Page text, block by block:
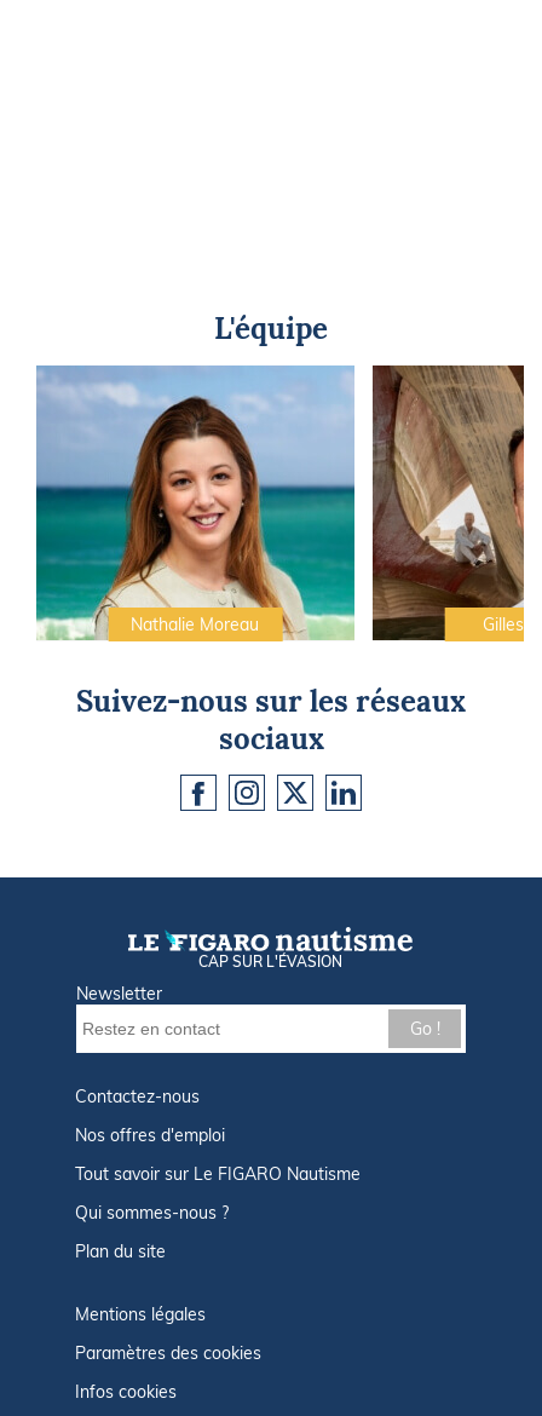
L'équipe
Nathalie Moreau Gilles
Suivez-nous sur les réseaux
sociaux
CAP SUR L'ÉVASION
Newsletter
Go !
Contactez-nous
Nos offres d'emploi
Tout savoir sur Le FIGARO Nautisme
Qui sommes-nous ?
Plan du site
Mentions légales
Paramètres des cookies
Infos cookies